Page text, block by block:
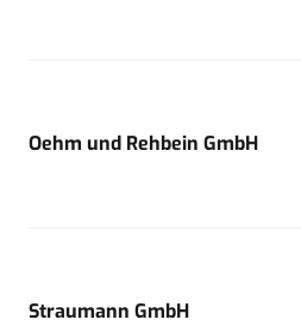
Oehm und Rehbein GmbH
Straumann GmbH